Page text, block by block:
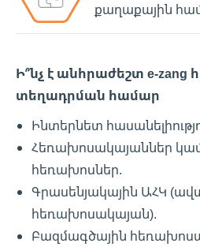
քաղաքային
Ի՞նչ է անհրաժեշտ e-
տեղադրման համար
Ինտերնետ
Հեռախոսակայաններ
հեռախոսներ.
Գրասենյակային ԱՀԿ
հեռախոսակայան).
Բազմագծային